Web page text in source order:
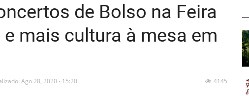
de Bolso na Feira
mais cultura à mesa em
Ago 28, 2020 - 15:20 4145